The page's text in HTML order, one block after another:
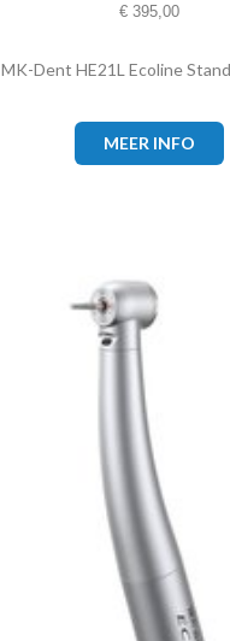
€ 395,00
MK-Dent HE21L Ecoline
MEER INFO